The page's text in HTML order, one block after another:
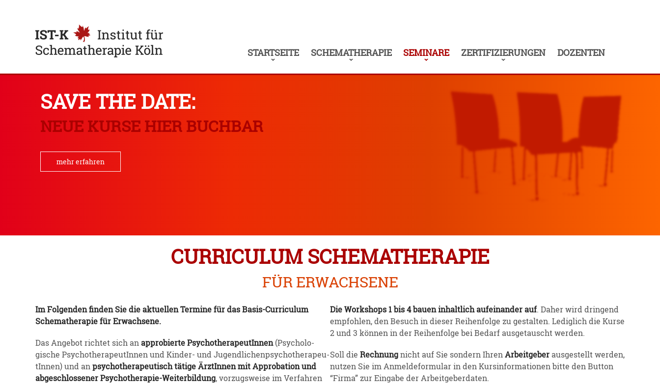
Institut für
Schematherapie
Köln
STARTSEITE SCHEMATHERAPIE SEMINARE ZERTIFIZIERUNGEN DOZENTEN
SAVE THE DATE:
NEUE KURSE HIER BUCHBAR
mehr erfahren
CURRI­CULUM SCHEMA­THE­RAPIE
FÜR ERWACHSENE
Im Folgenden finden Sie die aktuellen Termine für das Basis-Curri­culum
Schema­the­rapie für Erwachsene.
Das Angebot richtet sich anappro­bierte Psycho­the­ra­peu­tInnen(Psycho­lo­
gische Psycho­the­ra­peu­tInnen und Kinder- und Jugend­li­chen­psy­cho­the­ra­peu­
tInnen) und anpsycho­the­ra­peu­tisch tätige ÄrztInnen mit Appro­bation und
abgeschlos­sener Psycho­the­rapie-Weiter­bildung, vorzugs­weise im Verfahren
Die Workshops 1 bis 4 bauen inhaltlich aufein­ander auf. Daher wird dringend
empfohlen, den Besuch in dieser Reihen­folge zu gestalten. Lediglich die Kurse
2 und 3 können in der Reihen­folge bei Bedarf ausge­tauscht werden.
Soll die Rechnungnicht auf Sie sondern IhrenArbeit­geberausge­stellt werden,
nutzen Sie im Anmel­de­for­mular in den Kursin­for­ma­tionen bitte den Button
“Firma” zur Eingabe der Arbeit­ge­ber­daten.